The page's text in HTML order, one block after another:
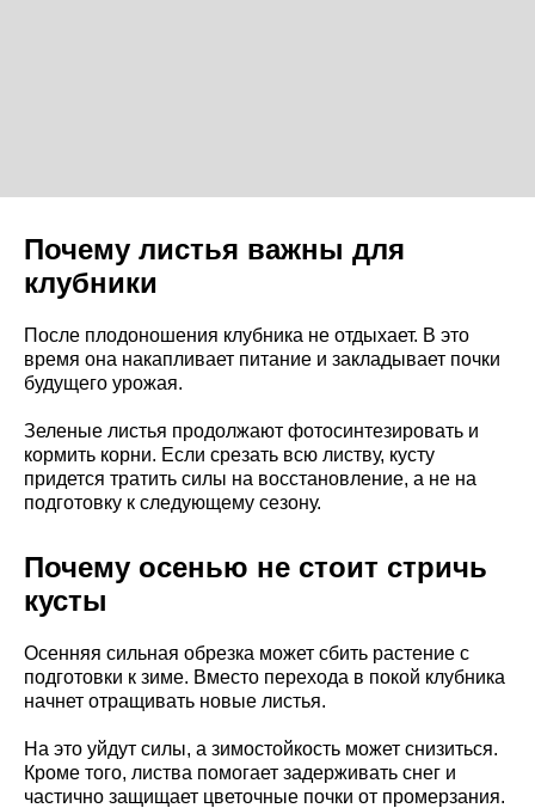
Почему листья важны для
клубники
После плодоношения клубника не отдыхает. В это
время она накапливает питание и закладывает почки
будущего урожая.
Зеленые листья продолжают фотосинтезировать и
кормить корни. Если срезать всю листву, кусту
придется тратить силы на восстановление, а не на
подготовку к следующему сезону.
Почему осенью не стоит стричь
кусты
Осенняя сильная обрезка может сбить растение с
подготовки к зиме. Вместо перехода в покой клубника
начнет отращивать новые листья.
На это уйдут силы, а зимостойкость может снизиться.
Кроме того, листва помогает задерживать снег и
частично защищает цветочные почки от промерзания.